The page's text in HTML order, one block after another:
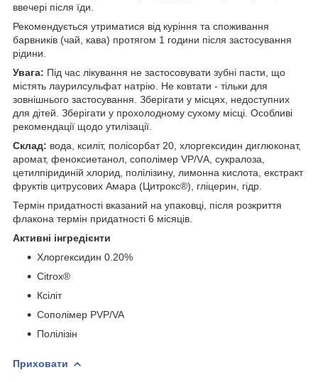
ввечері після їди.
Рекомендується утриматися від куріння та споживання
барвників (чай, кава) протягом 1 години після застосування
рідини.
Увага: Під час лікування не застосовувати зубні пасти, що
містять лаурилсульфат натрію. Не ковтати - тільки для
зовнішнього застосування. Зберігати у місцях, недоступних
для дітей. Зберігати у прохолодному сухому місці. Особливі
рекомендації щодо утилізації.
Склад: вода, ксиліт, полісорбат 20, хлоргексидин диглюконат,
аромат, феноксиетанол, сополімер VP/VА, сукралоза,
цетилпіридиній хлорид, полілізину, лимонна кислота, екстракт
фруктів цитрусових Амара (Цитрокс®), гліцерин, гідр.
Термін придатності вказаний на упаковці, після розкриття
флакона термін придатності 6 місяців.
Активні інгредієнти
Хлоргексидин 0.20%
Citrox®
Ксіліт
Сополімер PVP/VA
Полілізін
Приховати